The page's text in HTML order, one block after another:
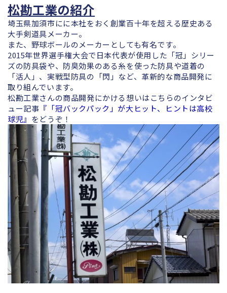
松勘工業の紹介
埼玉県加須市にに本社をおく創業百十年を超える歴史ある
大手剣道具メーカー。
また、野球ボールのメーカーとしても有名です。
2015年世界選手権大会で日本代表が使用した「冠」シリー
ズの防具袋や、防臭効果のある糸を使った防具や道着の
「活人」、実戦型防具の「閃」など、革新的な商品開発に
取り組んでいます。
松勘工業さんの商品開発にかける想いはこちらのインタビ
ュー記事 『「冠バックパック」が大ヒット、ヒントは高校
球児』 をどうぞ！